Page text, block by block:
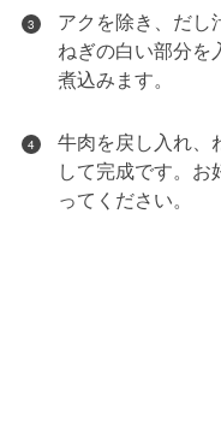
3
アクを除き、だし
ねぎの白い部分を
煮込みます。
4
牛肉を戻し入れ、
して完成です。
ってください。